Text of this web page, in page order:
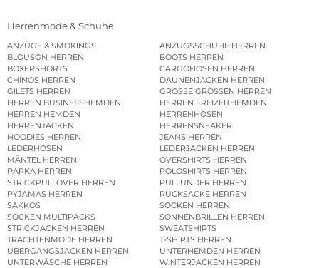
Herrenmode & Schuhe
ANZÜGE & SMOKINGS
ANZUGSSCHUHE HERREN
BLOUSON HERREN
BOOTS HERREN
BOXERSHORTS
CARGOHOSEN HERREN
CHINOS HERREN
DAUNENJACKEN HERREN
GILETS HERREN
GROSSE GRÖSSEN HERREN
HERREN BUSINESSHEMDEN
HERREN FREIZEITHEMDEN
HERREN HEMDEN
HERRENHOSEN
HERRENJACKEN
HERRENSNEAKER
HOODIES HERREN
JEANS HERREN
LEDERHOSEN
LEDERJACKEN HERREN
MÄNTEL HERREN
OVERSHIRTS HERREN
PARKA HERREN
POLOSHIRTS HERREN
STRICKPULLOVER HERREN
PULLUNDER HERREN
PYJAMAS HERREN
RUCKSÄCKE HERREN
SAKKOS
SOCKEN HERREN
SOCKEN MULTIPACKS
SONNENBRILLEN HERREN
STRICKJACKEN HERREN
SWEATSHIRTS
TRACHTENMODE HERREN
T-SHIRTS HERREN
ÜBERGANGSJACKEN HERREN
UNTERHEMDEN HERREN
UNTERWÄSCHE HERREN
WINTERJACKEN HERREN